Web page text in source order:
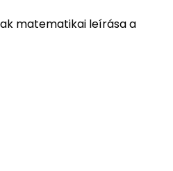
matematikai leírása a